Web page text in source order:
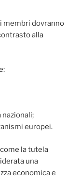
membri dovranno
alla
europei.
la tutela
una
economica e